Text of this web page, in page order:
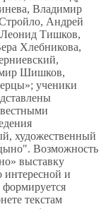
Владимир
Андрей
Тишков,
Хлебникова,
Шишков,
ученики
художественный
Возможность
выставку
интересной и
формируется
текстам